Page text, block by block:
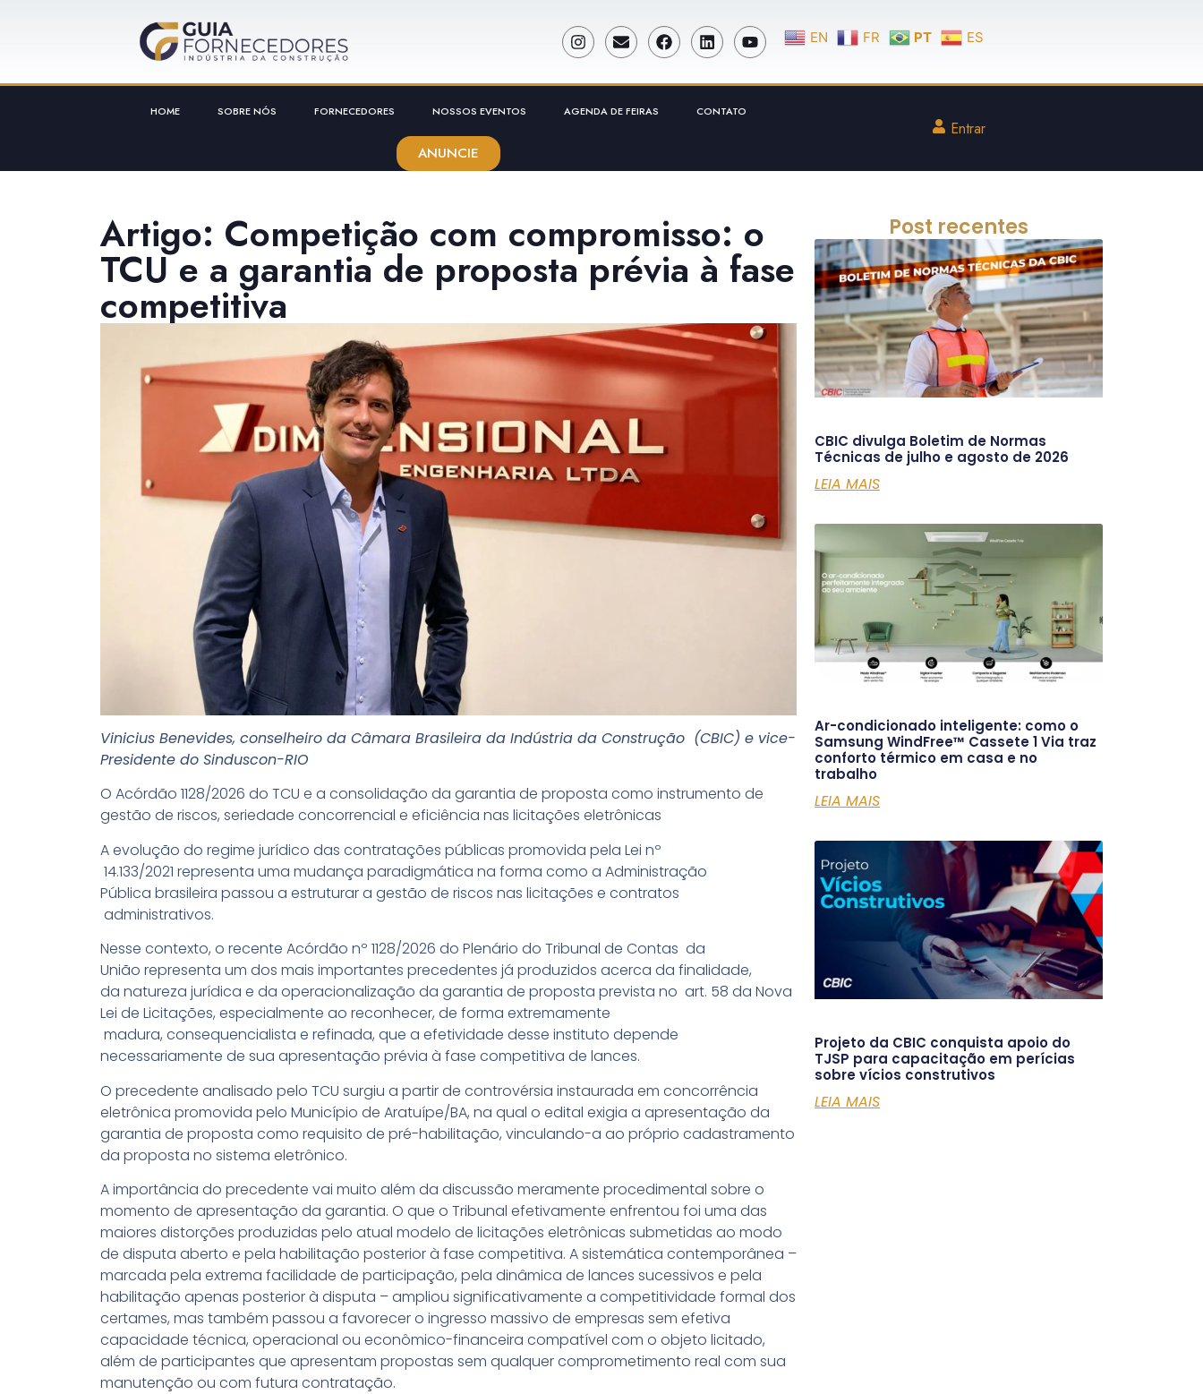
EN FR PT ES
HOME SOBRE NÓS FORNECEDORES NOSSOS EVENTOS AGENDA DE FEIRAS CONTATO
ANUNCIE
Entrar
Artigo: Competição com compromisso: o
TCU e a garantia de proposta prévia à fase
competitiva
Vinicius Benevides, conselheiro da Câmara Brasileira da Indústria da Construção (CBIC) e vice-
Presidente do Sinduscon-RIO
O Acórdão 1128/2026 do TCU e a consolidação da garantia de proposta como instrumento de
gestão de riscos, seriedade concorrencial e eficiência nas licitações eletrônicas
Aevolução do regime jurídico das contratações públicas promovida pela Lei nº
14.133/2021 representa uma mudança paradigmática na forma como a Administração
Pública brasileira passou a estruturara gestão de riscos nas licitações e contratos
administrativos.
Nesse contexto, o recente Acórdão nº 1128/2026 do Plenário do Tribunal de Contas da
União representa um dos mais importantes precedentes já produzidos acerca da finalidade,
da natureza jurídica e da operacionalização da garantia de proposta prevista no art. 58 da Nova
Lei de Licitações, especialmente ao reconhecer, de forma extremamente
madura, consequencialista e refinada, que a efetividade desse instituto depende
necessariamente de sua apresentação prévia à fase competitiva de lances.
O precedente analisado pelo TCU surgiu a partir de controvérsia instaurada em concorrência
eletrônica promovida pelo Município de Aratuípe/BA, na qual o edital exigia a apresentação da
garantia de proposta como requisito de pré-habilitação, vinculando-a ao próprio cadastramento
da proposta no sistema eletrônico.
A importância do precedente vai muito além da discussão meramente procedimental sobre o
momento de apresentação da garantia. O que o Tribunal efetivamente enfrentou foi uma das
maiores distorções produzidas pelo atual modelo de licitações eletrônicas submetidas ao modo
de disputa aberto e pela habilitação posterior à fase competitiva. A sistemática contemporânea –
marcada pela extrema facilidade de participação, pela dinâmica de lances sucessivos e pela
habilitação apenas posterior à disputa – ampliou significativamente a competitividade formal dos
certames, mas também passou a favorecer o ingresso massivo de empresas sem efetiva
capacidade técnica, operacional ou econômico-financeira compatível com o objeto licitado,
além de participantes que apresentam propostas sem qualquer comprometimento real com sua
manutenção ou com futura contratação.
Post recentes
CBIC divulga Boletim de Normas
Técnicas de julho e agosto de 2026
LEIA MAIS
Ar-condicionado inteligente: como o
Samsung WindFree™ Cassete 1 Via traz
conforto térmico em casa e no
trabalho
LEIA MAIS
Projeto da CBIC conquista apoio do
TJSP para capacitação em perícias
sobre vícios construtivos
LEIA MAIS